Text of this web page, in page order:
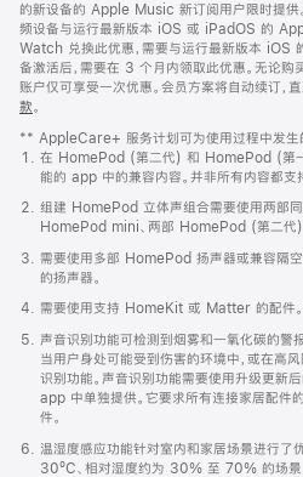
页
脚
的新设备的 Apple Music 新订阅用户限时提供
频设备与运行最新版本 iOS 或 iPadOS 的
Watch 兑换此优惠，需要与运行最新版本 iOS
备激活后，需要在 3 个月内领取此优惠。无论
账户仅可享受一次优惠。会员方案将自动续订，
款。
窗
口
中
打
开)
** AppleCare+ 服务计划可为使用过程中发生
在 HomePod (第二代) 和 HomePod (第一
能的 app 中的兼容内容。并非所有内容都支
组建 HomePod 立体声组合需要使用两部
HomePod mini、两部 HomePod (第二代
需要使用多部 HomePod 扬声器或兼容隔
的扬声器。
需要使用支持 HomeKit 或 Matter 的配件。
声音识别功能可检测到烟雾和一氧化碳的警
当用户身处可能受到伤害的环境中，或在高
识别功能。声音识别功能需要使用升级更新
app 中单独提供。它要求所有连接家居配件
件。
温湿度感应功能针对室内和家居场景进行了
30ºC、相对湿度约为 30% 至 70% 的场景